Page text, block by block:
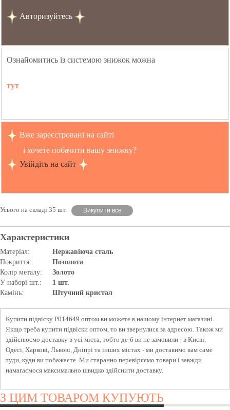
Авторизуйтесь
Ознайомитись із системою знижок можна
тут
Вже зареєстровані на сайті
і хочете побачити вашу знижку?
Увійдіть на сайт
Усього на складі 35 шт. Викупити все
Характеристики
Матеріал:
Нержавіюча сталь
Покриття:
Позолота
Колір металу:
Золото
У наборі шт.:
1 шт.
Камінь:
Штучний кристал
Купити підвіску P014649 оптом ви можете в нашому інтернет магазині.
Якщо треба купити підвіски оптом, то ви звернулися за адресою. Також ми
здійснюємо доставку в усі міста, тобто де-б ви не замовили - в Києві,
Одесі, Харкові, Львові, Дніпрі та інших містах - ми доставимо вам саме
туди, куди ви побажаєте. Ми старанно перевіряємо товари і завжди
намагаємося максимально швидко здійснити доставку.
З ЦИМ ТОВАРОМ КУПУЮТЬ